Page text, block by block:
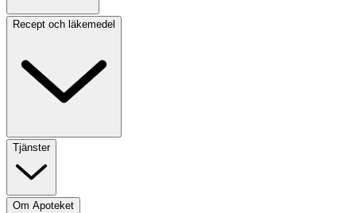
Recept och läkemedel
Tjänster
Om Apoteket